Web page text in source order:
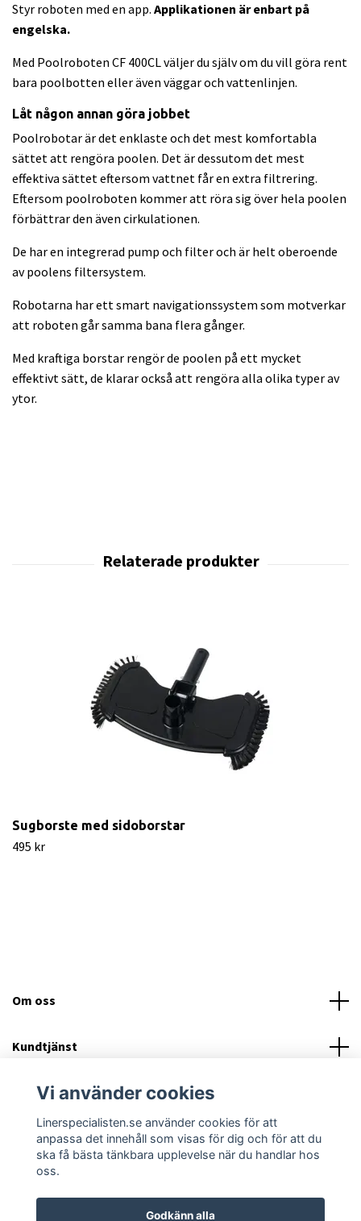
Styr roboten med en app. Applikationen är enbart på
engelska.
Med Poolroboten CF 400CL väljer du själv om du vill göra rent
bara poolbotten eller även väggar och vattenlinjen.
Låt någon annan göra jobbet
Poolrobotar är det enklaste och det mest komfortabla
sättet att rengöra poolen. Det är dessutom det mest
effektiva sättet eftersom vattnet får en extra filtrering.
Eftersom poolroboten kommer att röra sig över hela poolen
förbättrar den även cirkulationen.
De har en integrerad pump och filter och är helt oberoende
av poolens filtersystem.
Robotarna har ett smart navigationssystem som motverkar
att roboten går samma bana flera gånger.
Med kraftiga borstar rengör de poolen på ett mycket
effektivt sätt, de klarar också att rengöra alla olika typer av
ytor.
Sugborste med sidoborstar
495 kr
Om oss
Kundtjänst
Läs mer
Sociala medier
Vi använder cookies
Linerspecialisten.se använder cookies för att
anpassa det innehåll som visas för dig och för att du
ska få bästa tänkbara upplevelse när du handlar hos
oss.
Godkänn alla